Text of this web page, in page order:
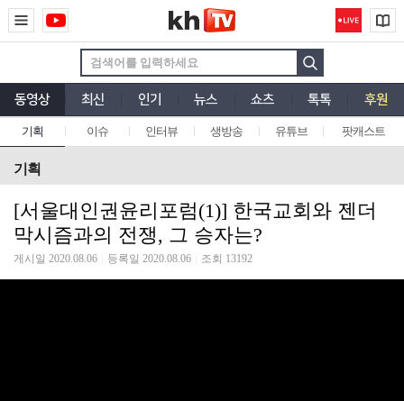
동영상 최신 인기 뉴스 쇼츠 톡톡 후원
기획 이슈 인터뷰 생방송 유튜브 팟캐스트
기획
[서울대인권윤리포럼(1)] 한국교회와 젠더
막시즘과의 전쟁, 그 승자는?
게시일 2020.08.06 등록일 2020.08.06 조회 13192